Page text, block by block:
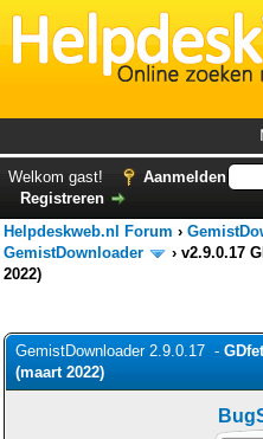
Welkom gast!
Aanmelden
Registreren
Helpdeskweb.nl Forum ›
GemistDownloader
› v2.9.0.17
2022)
GemistDownloader 2.9.0.17 -
(maart 2022)